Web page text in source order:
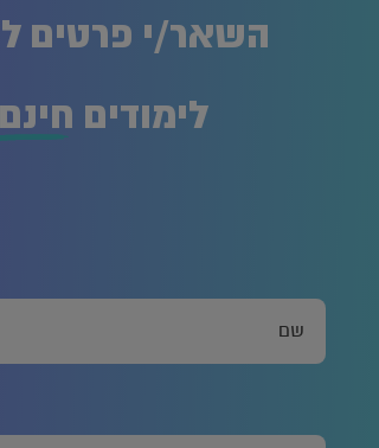
השאר/י פרטים
לימודים